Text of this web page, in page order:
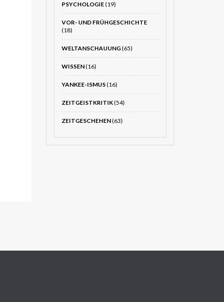
PSYCHOLOGIE(19)
VOR- UND FRÜHGESCHICHTE
(18)
WELTANSCHAUUNG(65)
WISSEN(16)
YANKEE-ISMUS(16)
ZEITGEISTKRITIK(54)
ZEITGESCHEHEN(63)